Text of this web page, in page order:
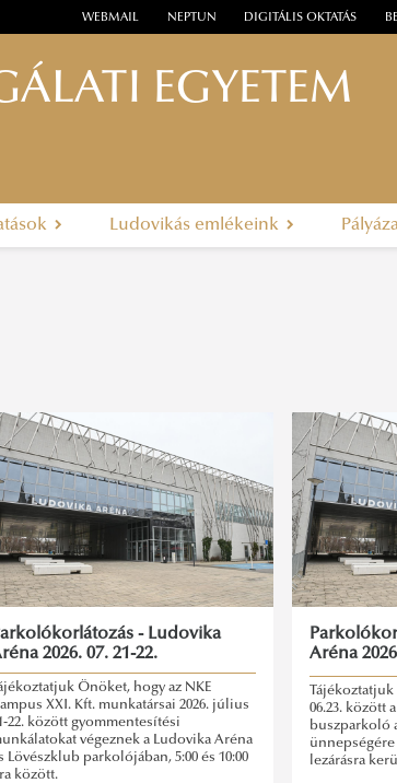
WEBMAIL NEPTUN DIGITÁLIS OKTATÁS
EGYETEM
Ludovikás emlékeink
- Ludovika
2026. 07. 21-22.
Önöket, hogy az NKE
XXI. Kft. munkatársai 2026. július
22. között gyommentesítési
végeznek a Ludovika Aréna
Lövészklub parkolójában, 5:00 és 10:00
között.
Aréna
06.23. között
buszparkoló
lezárásra